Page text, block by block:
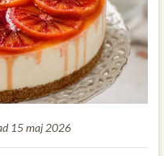
15 maj 2026